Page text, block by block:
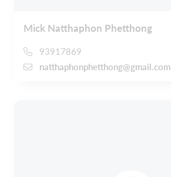
Mick Natthaphon Phetthong
93917869
natthaphonphetthong@gmail.com